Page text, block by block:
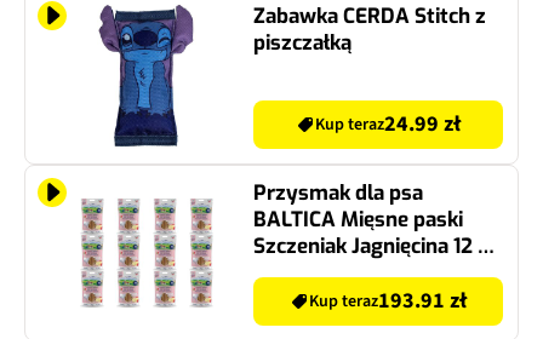
Zabawka CERDA Stitch z
piszczałką
Kup teraz24.99 zł
Przysmak dla psa
BALTICA Mięsne paski
Szczeniak Jagnięcina 12 x
90 g
Kup teraz193.91 zł